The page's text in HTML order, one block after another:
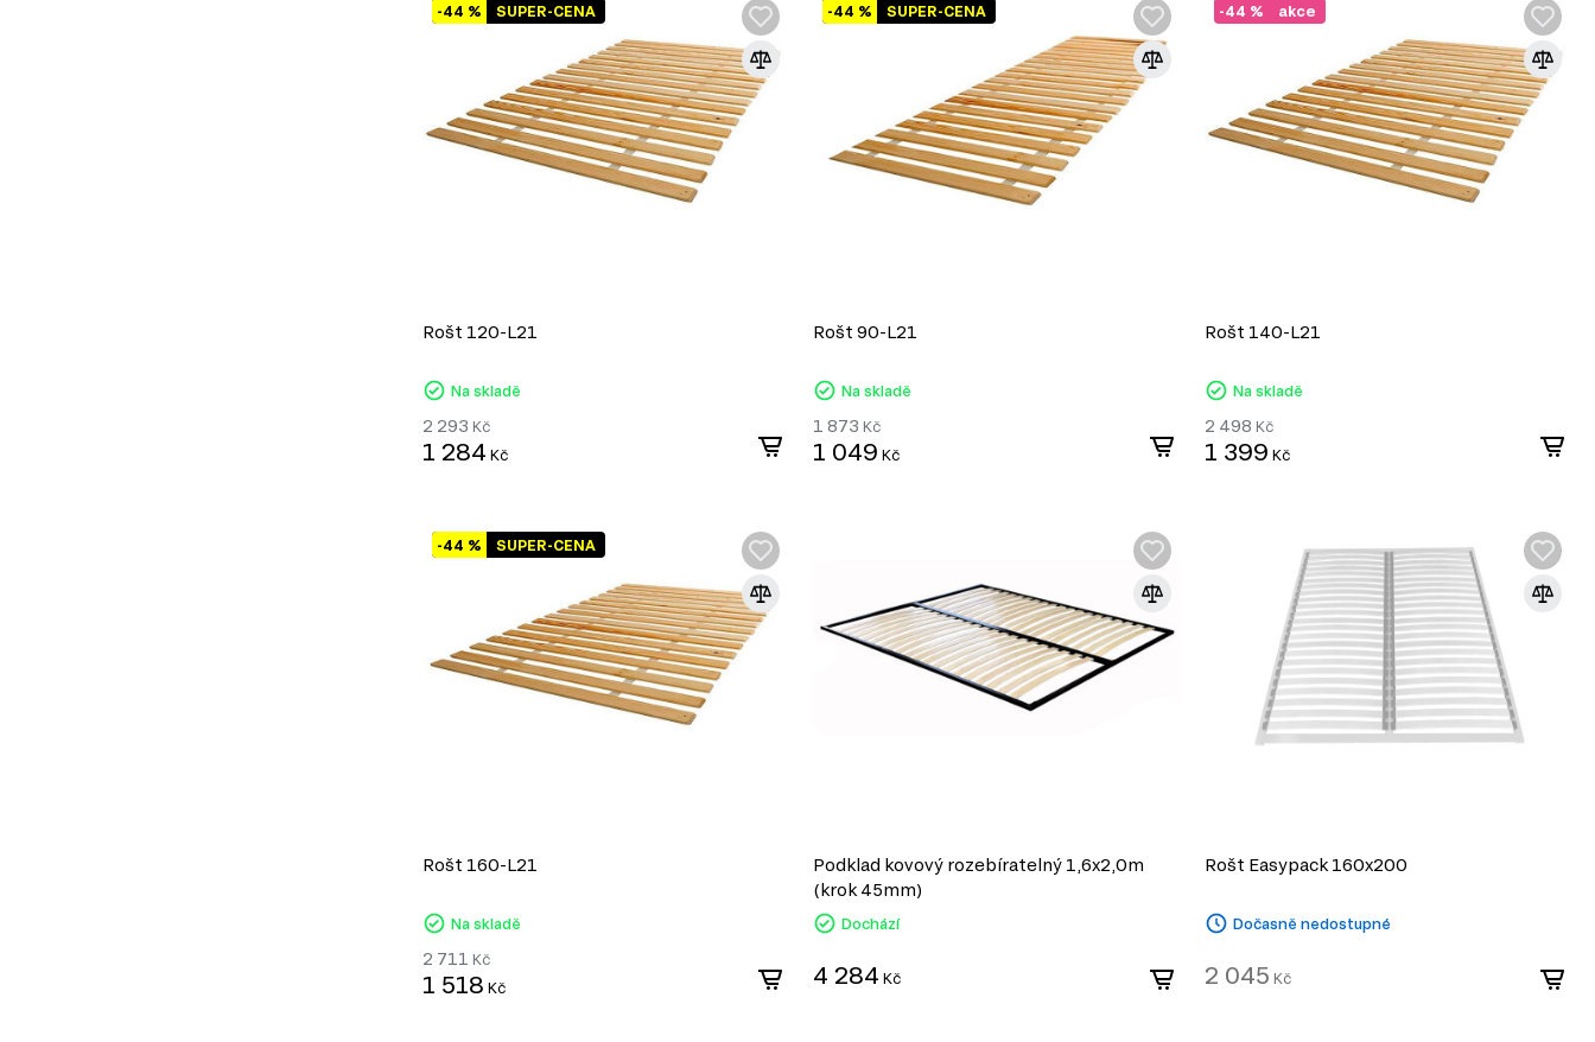
SUPER-CENA
-44 %
Rošt 120-L21
Na skladě
2 293 Kč
1 284 Kč
SUPER-CENA
-44 %
Rošt 90-L21
Na skladě
1 873 Kč
1 049 Kč
akce
-44 %
Rošt 140-L21
Na skladě
2 498 Kč
1 399 Kč
SUPER-CENA
-44 %
Rošt 160-L21
Na skladě
2 711 Kč
1 518 Kč
Podklad kovový rozebíratelný 1,6x2,0m
(krok 45mm)
Dochází
4 284 Kč
Rošt Easypack 160x200
Dočasně nedostupné
2 045 Kč